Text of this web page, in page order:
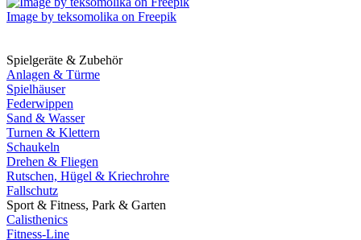
Image by teksomolika on Freepik
Spielgeräte & Zubehör
Anlagen & Türme
Spielhäuser
Federwippen
Sand & Wasser
Turnen & Klettern
Schaukeln
Drehen & Fliegen
Rutschen, Hügel & Kriechrohre
Fallschutz
Sport & Fitness, Park & Garten
Calisthenics
Fitness-Line